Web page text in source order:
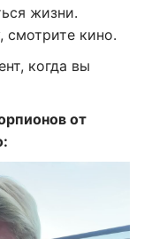
жизни.
смотрите кино.
когда вы
от